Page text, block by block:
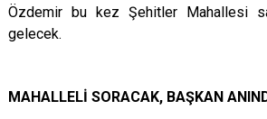
Özdemir bu kez Şehitler Mahallesi
gelecek.
MAHALLELİ SORACAK, BAŞKAN